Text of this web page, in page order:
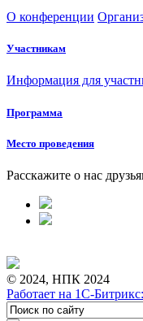
О конференции
Участникам
Информация для
Программа
Место проведения
Расскажите о нас
© 2024, НПК 2024
Работает на 1С-